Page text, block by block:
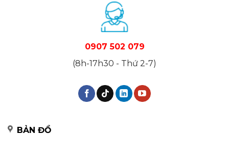
0907 502 079
(8h-17h30 - Thứ 2-7)
BẢN ĐỒ